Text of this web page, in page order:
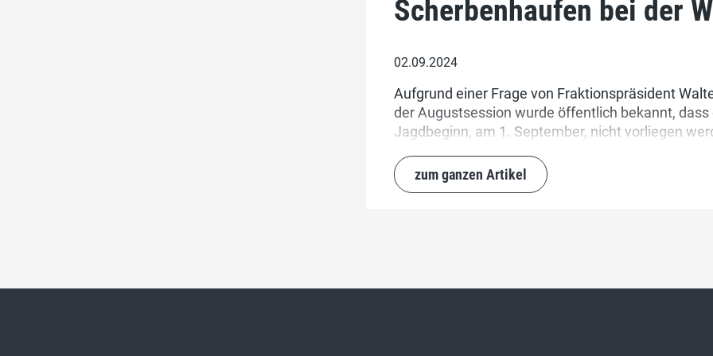
Scherbenhaufen bei der
02.09.2024
Aufgrund einer Frage von Fraktionspräsident
der Augustsession wurde öffentlich bekannt,
Jagdbeginn, am 1. September, nicht vorliegen
von Bundesrat Albert Rösti brachte dann
Bundesverwaltung konnte uns schriftlich belegen,
zum ganzen Artikel